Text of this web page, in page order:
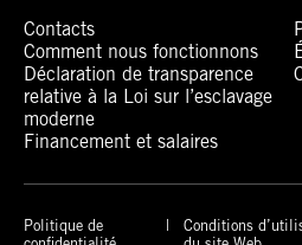
Contacts
Comment nous fonctionnons
Déclaration de transparence
relative à la Loi sur l’esclavage
moderne
Financement et salaires
Politique de
Conditions